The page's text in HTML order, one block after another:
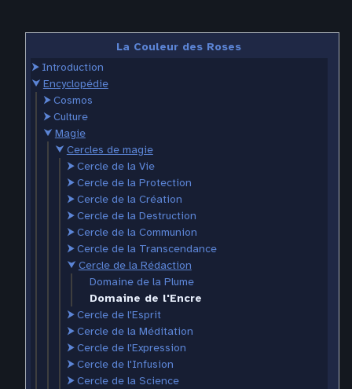
La Couleur des Roses
⮞ Introduction
⮟ Encyclopédie
⮞Cosmos
⮞Culture
⮟ Magie
⮟ Cercles de magie
⮞Cercle de la Vie
⮞Cercle de la Protection
⮞Cercle de la Création
⮞Cercle de la Destruction
⮞Cercle de la Communion
⮞Cercle de la Transcendance
⮟ Cercle de la Rédaction
Domaine de la Plume
Domaine de l'Encre
⮞Cercle de l'Esprit
⮞Cercle de la Méditation
⮞Cercle de l'Expression
⮞Cercle de l'Infusion
⮞Cercle de la Science